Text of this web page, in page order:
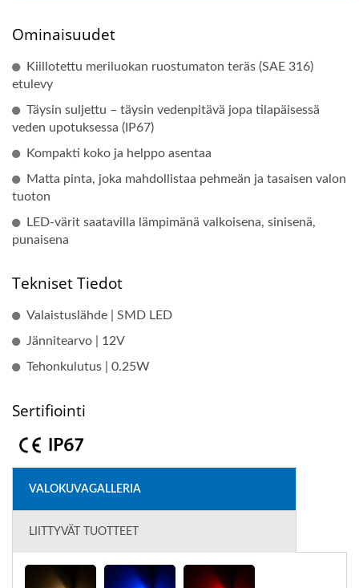
Ominaisuudet
Kiillotettu meriluokan ruostumaton teräs (SAE 316)
etulevy
Täysin suljettu – täysin vedenpitävä jopa tilapäisessä
veden upotuksessa (IP67)
Kompakti koko ja helppo asentaa
Matta pinta, joka mahdollistaa pehmeän ja tasaisen valon
tuoton
LED-värit saatavilla lämpimänä valkoisena, sinisenä,
punaisena
Tekniset Tiedot
Valaistuslähde | SMD LED
Jännitearvo | 12V
Tehonkulutus | 0.25W
Sertifiointi
VALOKUVAGALLERIA
LIITTYVÄT TUOTTEET